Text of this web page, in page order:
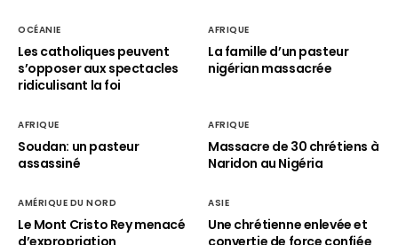
OCÉANIE
Les catholiques peuvent
s’opposer aux spectacles
ridiculisant la foi
AFRIQUE
La famille d’un pasteur
nigérian massacrée
AFRIQUE
Soudan: un pasteur
assassiné
AFRIQUE
Massacre de 30 chrétiens à
Naridon au Nigéria
AMÉRIQUE DU NORD
Le Mont Cristo Rey menacé
d’expropriation
ASIE
Une chrétienne enlevée et
convertie de force confiée